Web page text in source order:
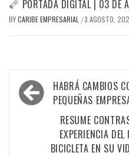
PORTADA DIGITAL | 03 DE
BYCARIBE EMPRESARIAL /3 AGOSTO,
Navegación
de
entradas
HABRÁ CAMBIOS
PEQUEÑAS
RESUME
EXPERIENCIA
BICICLETA EN SU